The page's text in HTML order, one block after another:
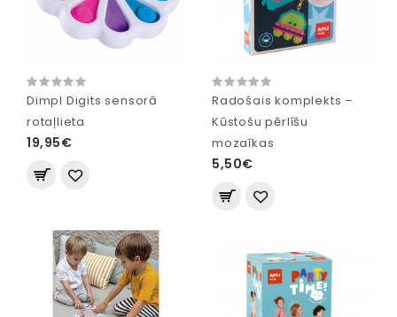
Dimpl Digits sensorā
rotaļlieta
19,95€
Radošais komplekts –
Kūstošu pērlīšu
mozaīkas
5,50€